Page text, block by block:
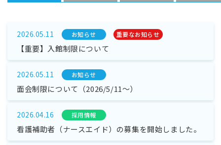
2026.05.11 お知らせ 重要なお知らせ
【重要】入館制限について
2026.05.11 お知らせ
面会制限について（2026/5/11～）
2026.04.16 採⽤情報
看護補助者（ナースエイド）の募集を開始しました。